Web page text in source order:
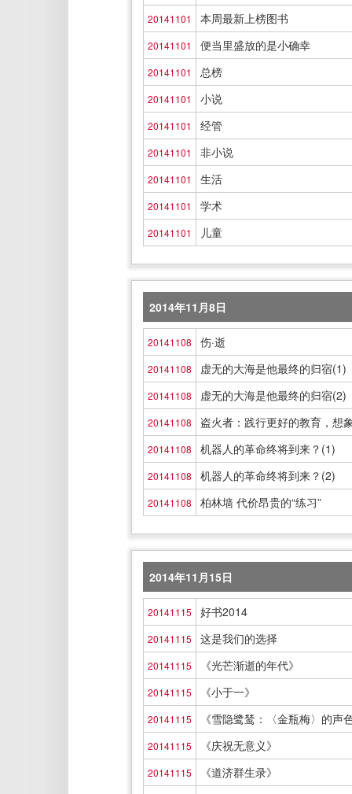
20141101 本周最新上榜图书
20141101 便当里盛放的是小确幸
20141101 总榜
20141101 小说
20141101 经管
20141101 非小说
20141101 生活
20141101 学术
20141101 儿童
2014年11月8日
20141108 伤·逝
20141108 虚无的大海是他最终的归宿(1)
20141108 虚无的大海是他最终的归宿(2)
20141108 盗火者：践行更好的教育，想
20141108 机器人的革命终将到来？(1)
20141108 机器人的革命终将到来？(2)
20141108 柏林墙 代价昂贵的“练习”
2014年11月15日
20141115 好书2014
20141115 这是我们的选择
20141115 《光芒渐逝的年代》
20141115 《小于一》
20141115 《雪隐鹭鸶：〈金瓶梅〉的声
20141115 《庆祝无意义》
20141115 《道济群生录》